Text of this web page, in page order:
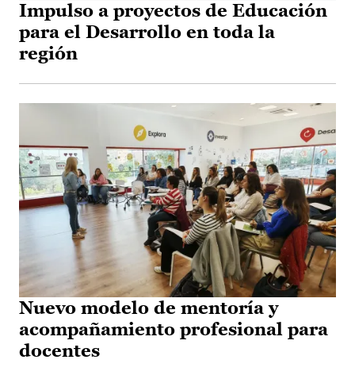
Impulso a proyectos de Educación
para el Desarrollo en toda la
región
Nuevo modelo de mentoría y
acompañamiento profesional para
docentes